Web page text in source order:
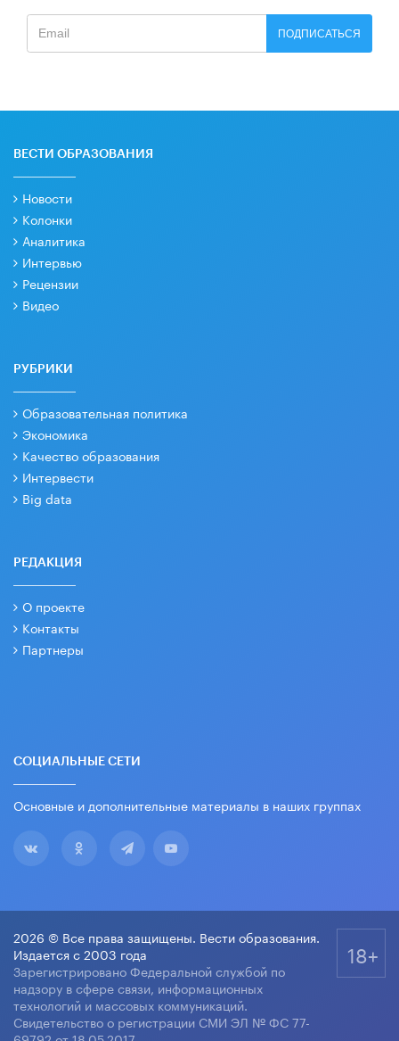
ПОДПИСАТЬСЯ
ВЕСТИ ОБРАЗОВАНИЯ
Новости
Колонки
Аналитика
Интервью
Рецензии
Видео
РУБРИКИ
Образовательная политика
Экономика
Качество образования
Интервести
Big data
РЕДАКЦИЯ
О проекте
Контакты
Партнеры
СОЦИАЛЬНЫЕ СЕТИ
Основные и дополнительные материалы в наших группах
2026 © Все права защищены. Вести образования.
Издается с 2003 года
Зарегистрировано Федеральной службой по
надзору в сфере связи, информационных
технологий и массовых коммуникаций.
Свидетельство о регистрации СМИ ЭЛ № ФС 77-
18+